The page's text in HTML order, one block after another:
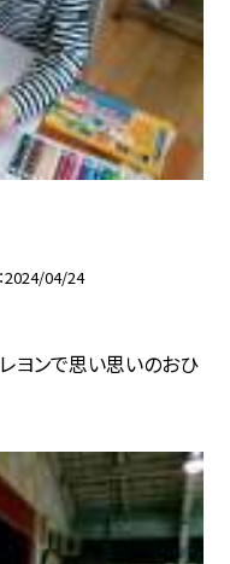
2024/04/24
レヨンで思い思いのおひ